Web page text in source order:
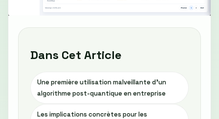
Dans Cet Article
Une première utilisation malveillante d'un
algorithme post-quantique en entreprise
Les implications concrètes pour les